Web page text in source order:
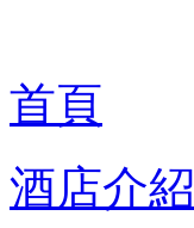
首頁
酒店介紹